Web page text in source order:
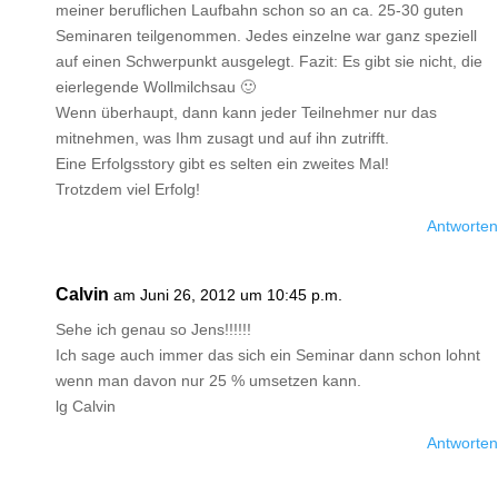
meiner beruflichen Laufbahn schon so an ca. 25-30 guten
Seminaren teilgenommen. Jedes einzelne war ganz speziell
auf einen Schwerpunkt ausgelegt. Fazit: Es gibt sie nicht, die
eierlegende Wollmilchsau 🙂
Wenn überhaupt, dann kann jeder Teilnehmer nur das
mitnehmen, was Ihm zusagt und auf ihn zutrifft.
Eine Erfolgsstory gibt es selten ein zweites Mal!
Trotzdem viel Erfolg!
Antworten
Calvin am Juni 26, 2012 um 10:45 p.m.
Sehe ich genau so Jens!!!!!!
Ich sage auch immer das sich ein Seminar dann schon lohnt
wenn man davon nur 25 % umsetzen kann.
lg Calvin
Antworten